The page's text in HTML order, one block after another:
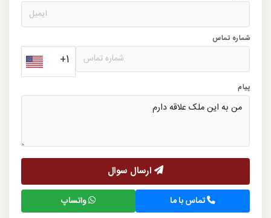
شماره تماس
+1
پیام
تماس با ما واتساپ